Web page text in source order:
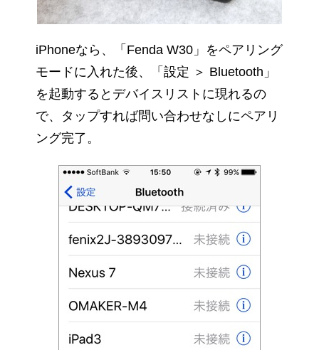
iPhoneなら、「Fenda W30」をペアリング
モードに入れた後、「設定 ＞ Bluetooth」
を起動するとデバイスリストに現れるの
で、タップすれば問い合わせなしにペアリ
ング完了。